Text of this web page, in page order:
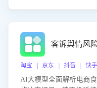
客诉舆情风
淘宝 | 京东 | 抖音 | 快手
AI大模型全面解析电商